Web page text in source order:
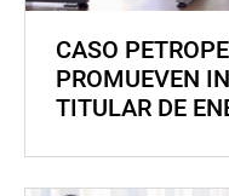
CASO
PROMUEVEN
TITULAR DE